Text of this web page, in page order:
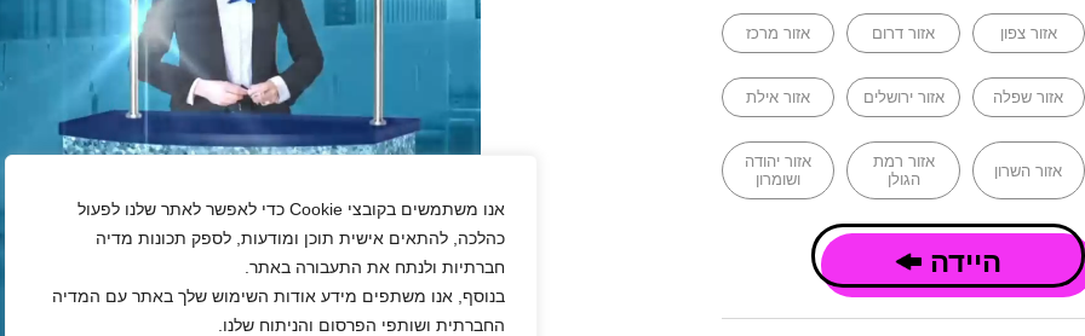
אנו משתמשים בקובצי Cookie כדי לאפשר לאתר שלנו לפעול
כהלכה, להתאים אישית תוכן ומודעות, לספק תכונות מדיה
חברתיות ולנתח את התעבורה באתר.
בנוסף, אנו משתפים מידע אודות השימוש שלך באתר עם המדיה
החברתית ושותפי הפרסום והניתוח שלנו.
אזור צפון אזור דרום אזור מרכז
אזור שפלה אזור ירושלים אזור אילת
אזור השרון
אזור רמת
הגולן
אזור יהודה
ושומרון
היידה